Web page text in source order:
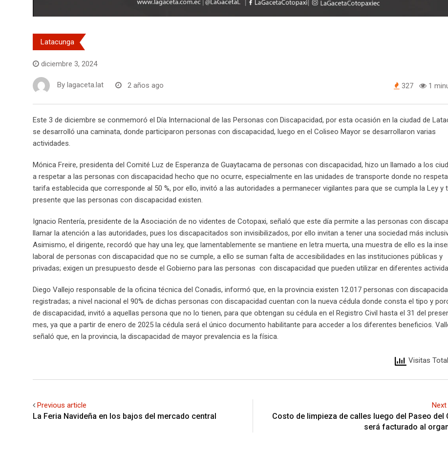
Latacunga
diciembre 3, 2024
By lagaceta.lat 2 años ago 327 1
Este 3 de diciembre se conmemoró el Día Internacional de las Personas con Discapacidad, por esta ocasión en la ciudad de
se desarrolló una caminata, donde participaron personas con discapacidad, luego en el Coliseo Mayor se desarrollaron varias
actividades.
Mónica Freire, presidenta del Comité Luz de Esperanza de Guaytacama de personas con discapacidad, hizo un llamado a los
a respetar a las personas con discapacidad hecho que no ocurre, especialmente en las unidades de transporte donde no
tarifa establecida que corresponde al 50 %, por ello, invitó a las autoridades a permanecer vigilantes para que se cumpla la Ley y
presente que las personas con discapacidad existen.
Ignacio Rentería, presidente de la Asociación de no videntes de Cotopaxi, señaló que este día permite a las personas con
llamar la atención a las autoridades, pues los discapacitados son invisibilizados, por ello invitan a tener una sociedad más
Asimismo, el dirigente, recordó que hay una ley, que lamentablemente se mantiene en letra muerta, una muestra de ello es la
laboral de personas con discapacidad que no se cumple, a ello se suman falta de accesibilidades en las instituciones públicas y
privadas; exigen un presupuesto desde el Gobierno para las personas con discapacidad que pueden utilizar en diferentes
Diego Vallejo responsable de la oficina técnica del Conadis, informó que, en la provincia existen 12.017 personas con
registradas; a nivel nacional el 90% de dichas personas con discapacidad cuentan con la nueva cédula donde consta el tipo y
de discapacidad, invitó a aquellas persona que no lo tienen, para que obtengan su cédula en el Registro Civil hasta el 31 del
mes, ya que a partir de enero de 2025 la cédula será el único documento habilitante para acceder a los diferentes beneficios.
señaló que, en la provincia, la discapacidad de mayor prevalencia es la física.
Visitas
Previous article
La Feria Navideña en los bajos del mercado central
Costo de limpieza de calles luego del Paseo del
será facturado al